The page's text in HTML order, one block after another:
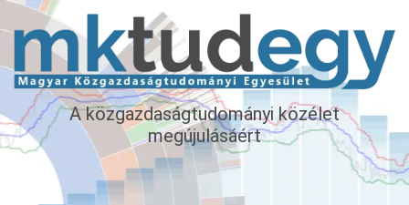
A közgazdaságtudományi közélet
megújulásáért